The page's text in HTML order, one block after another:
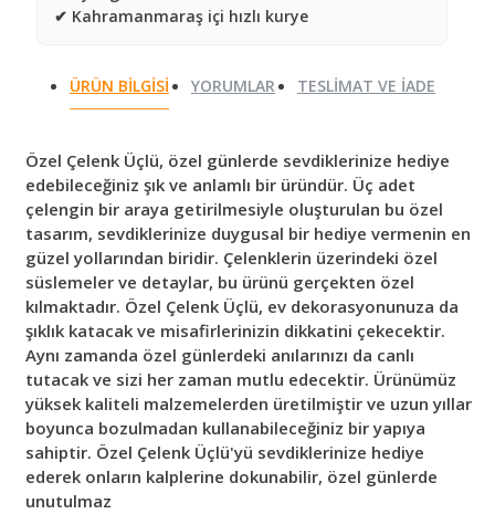
✔ Kahramanmaraş içi hızlı kurye
ÜRÜN BILGISI YORUMLAR TESLIMAT VE İADE
Özel Çelenk Üçlü, özel günlerde sevdiklerinize hediye
edebileceğiniz şık ve anlamlı bir üründür. Üç adet
çelengin bir araya getirilmesiyle oluşturulan bu özel
tasarım, sevdiklerinize duygusal bir hediye vermenin en
güzel yollarından biridir. Çelenklerin üzerindeki özel
süslemeler ve detaylar, bu ürünü gerçekten özel
kılmaktadır. Özel Çelenk Üçlü, ev dekorasyonunuza da
şıklık katacak ve misafirlerinizin dikkatini çekecektir.
Aynı zamanda özel günlerdeki anılarınızı da canlı
tutacak ve sizi her zaman mutlu edecektir. Ürünümüz
yüksek kaliteli malzemelerden üretilmiştir ve uzun yıllar
boyunca bozulmadan kullanabileceğiniz bir yapıya
sahiptir. Özel Çelenk Üçlü'yü sevdiklerinize hediye
ederek onların kalplerine dokunabilir, özel günlerde
unutulmaz